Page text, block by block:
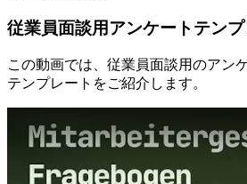
従業員面談用アンケートテンプ
この動画では、従業員面談用のアン
テンプレートをご紹介します。